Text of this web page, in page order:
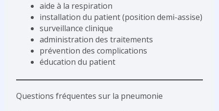
aide à la respiration
installation du patient (position demi-assise)
surveillance clinique
administration des traitements
prévention des complications
éducation du patient
Questions fréquentes sur la pneumonie